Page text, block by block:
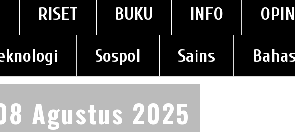
RISET BUKU INFO
Sospol Sains
Agustus 2025